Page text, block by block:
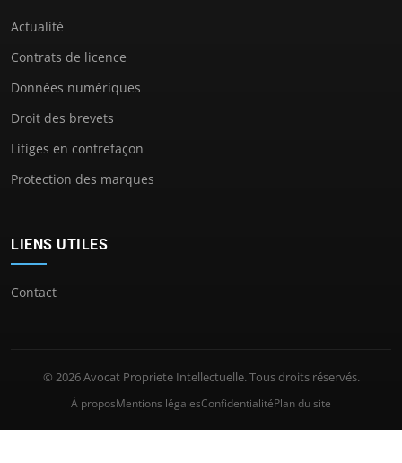
Actualité
Contrats de licence
Données numériques
Droit des brevets
Litiges en contrefaçon
Protection des marques
LIENS UTILES
Contact
© 2026 Avocat Propriete Intellectuelle. Tous droits réservés.
À proposMentions légalesConfidentialitéPlan du site